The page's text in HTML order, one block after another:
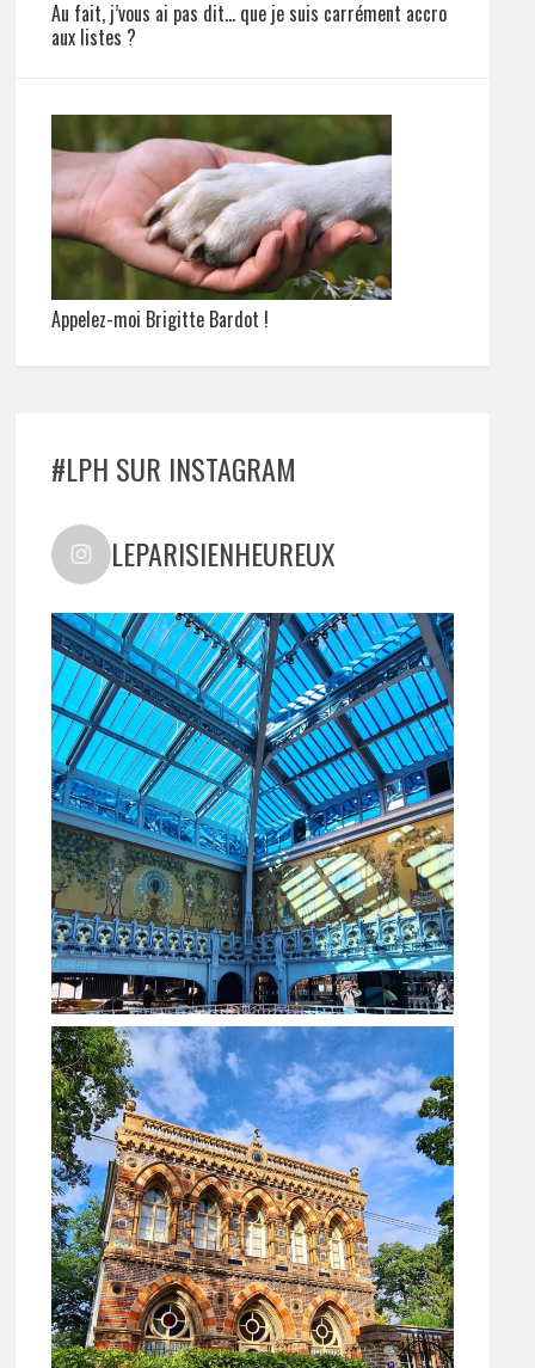
Au fait, j’vous ai pas dit… que je suis carrément accro
aux listes ?
Appelez-moi Brigitte Bardot !
#LPH SUR INSTAGRAM
LEPARISIENHEUREUX